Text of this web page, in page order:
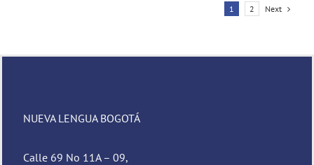
1 2 Next
NUEVA LENGUA BOGOTÁ
Calle 69 No 11A – 09,